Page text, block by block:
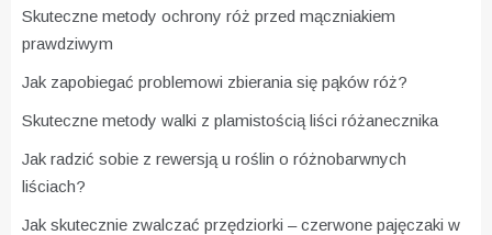
Skuteczne metody ochrony róż przed mączniakiem
prawdziwym
Jak zapobiegać problemowi zbierania się pąków róż?
Skuteczne metody walki z plamistością liści różanecznika
Jak radzić sobie z rewersją u roślin o różnobarwnych
liściach?
Jak skutecznie zwalczać przędziorki – czerwone pajęczaki w